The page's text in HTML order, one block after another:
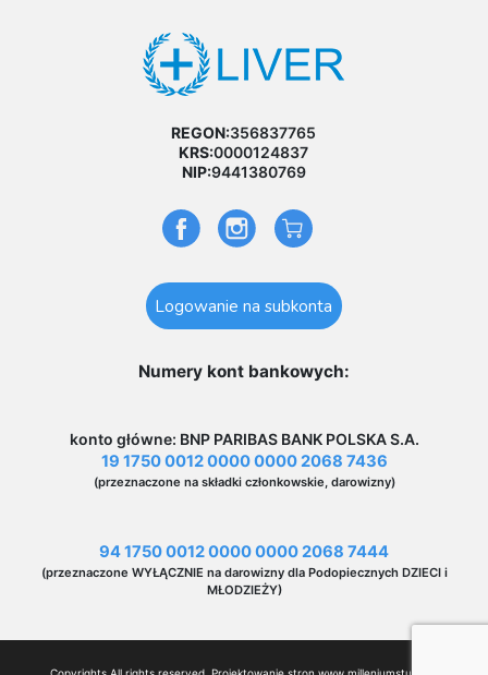
REGON:356837765
KRS:0000124837
NIP:9441380769
Logowanie na subkonta
Numery kont bankowych:
konto główne: BNP PARIBAS BANK POLSKA S.A.
19 1750 0012 0000 0000 2068 7436
(przeznaczone na składki członkowskie, darowizny)
94 1750 0012 0000 0000 2068 7444
(przeznaczone WYŁĄCZNIE na darowizny dla Podopiecznych DZIECI i
MŁODZIEŻY)